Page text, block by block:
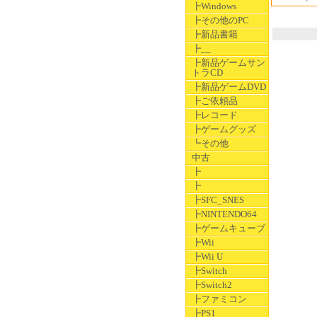
┣Windows
┣その他のPC
┣新品書籍
┣__
┣新品ゲームサン
トラCD
┣新品ゲームDVD
┣ご依頼品
┣レコード
┣ゲームグッズ
┗その他
中古
┣
┣
┣SFC_SNES
┣NINTENDO64
┣ゲームキューブ
┣Wii
┣Wii U
┣Switch
┣Switch2
┣ファミコン
┣PS1